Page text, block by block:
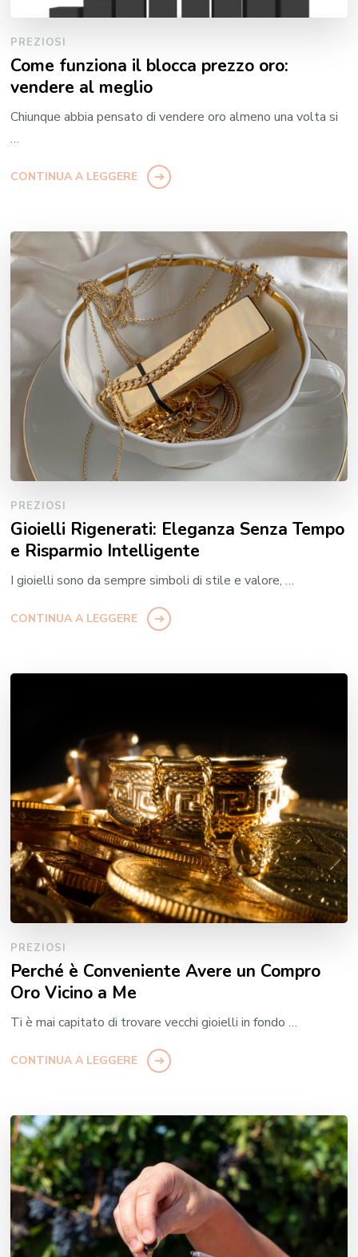
PREZIOSI
Come funziona il blocca prezzo oro:
vendere al meglio
Chiunque abbia pensato di vendere oro almeno una volta si
…
CONTINUA A LEGGERE
PREZIOSI
Gioielli Rigenerati: Eleganza Senza Tempo
e Risparmio Intelligente
I gioielli sono da sempre simboli di stile e valore, …
CONTINUA A LEGGERE
PREZIOSI
Perché è Conveniente Avere un Compro
Oro Vicino a Me
Ti è mai capitato di trovare vecchi gioielli in fondo …
CONTINUA A LEGGERE